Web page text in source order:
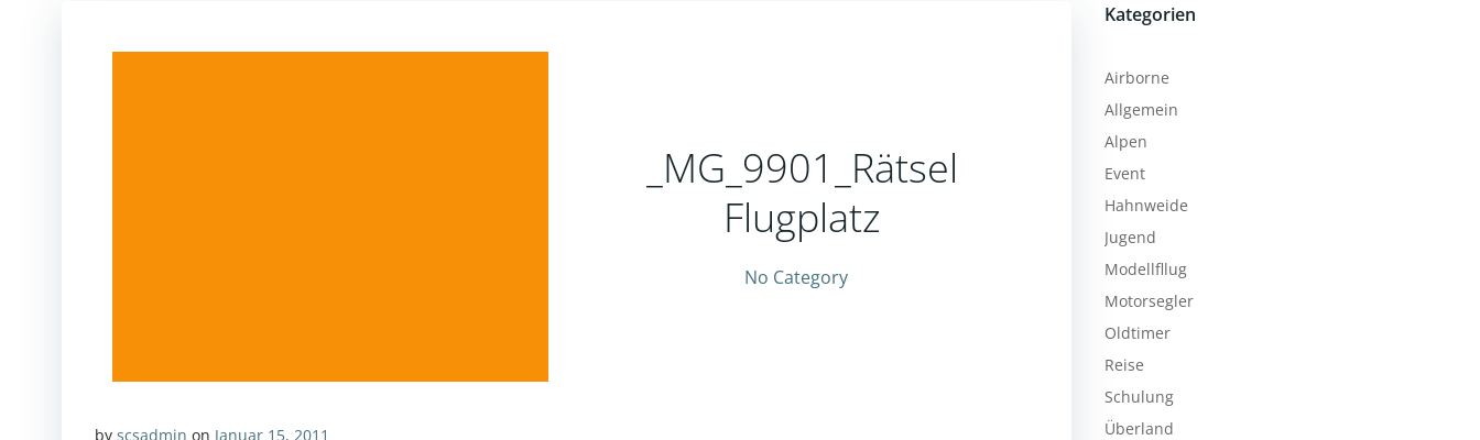
_MG_9901_Rätsel
Flugplatz
No Category
by scsadmin on Januar 15, 2011
Kategorien
Airborne
Allgemein
Alpen
Event
Hahnweide
Jugend
Modellfllug
Motorsegler
Oldtimer
Reise
Schulung
Überland